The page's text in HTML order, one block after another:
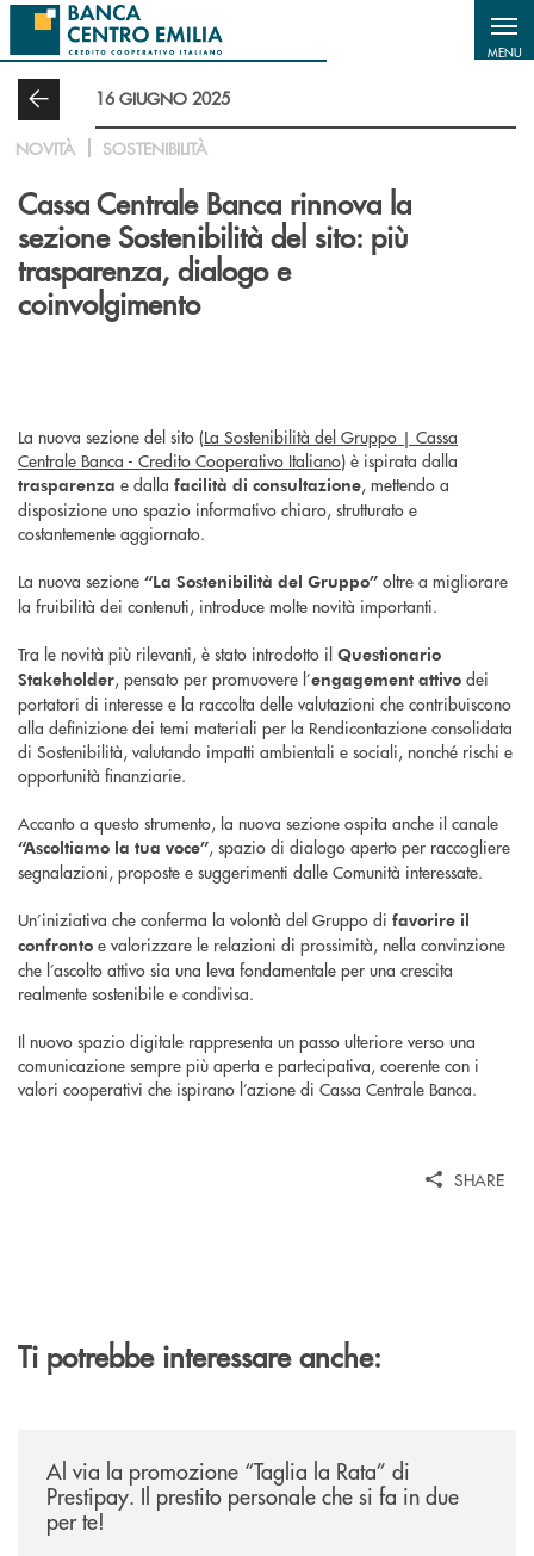
Salta al contenuto principale
MENU
16 GIUGNO 2025
NOVITÀ SOSTENIBILITÀ
Cassa Centrale Banca rinnova la
sezione Sostenibilità del sito: più
trasparenza, dialogo e
coinvolgimento
La nuova sezione del sito (La Sostenibilità del Gruppo | Cassa
Centrale Banca - Credito Cooperativo Italiano) è ispirata dalla
trasparenza e dalla facilità di consultazione, mettendo a
disposizione uno spazio informativo chiaro, strutturato e
costantemente aggiornato.
La nuova sezione “La Sostenibilità del Gruppo” oltre a migliorare
la fruibilità dei contenuti, introduce molte novità importanti.
Tra le novità più rilevanti, è stato introdotto il Questionario
Stakeholder, pensato per promuovere l’engagement attivo dei
portatori di interesse e la raccolta delle valutazioni che contribuiscono
alla definizione dei temi materiali per la Rendicontazione consolidata
di Sostenibilità, valutando impatti ambientali e sociali, nonché rischi e
opportunità finanziarie.
Accanto a questo strumento, la nuova sezione ospita anche il canale
“Ascoltiamo la tua voce”, spazio di dialogo aperto per raccogliere
segnalazioni, proposte e suggerimenti dalle Comunità interessate.
Un’iniziativa che conferma la volontà del Gruppo di favorire il
confronto e valorizzare le relazioni di prossimità, nella convinzione
che l’ascolto attivo sia una leva fondamentale per una crescita
realmente sostenibile e condivisa.
Il nuovo spazio digitale rappresenta un passo ulteriore verso una
comunicazione sempre più aperta e partecipativa, coerente con i
valori cooperativi che ispirano l’azione di Cassa Centrale Banca.
SHARE
Ti potrebbe interessare anche:
Al via la promozione “Taglia la Rata” di
Prestipay. Il prestito personale che si fa in due
per te!